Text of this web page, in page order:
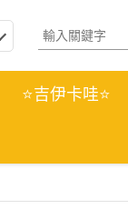
⭐吉伊卡哇⭐